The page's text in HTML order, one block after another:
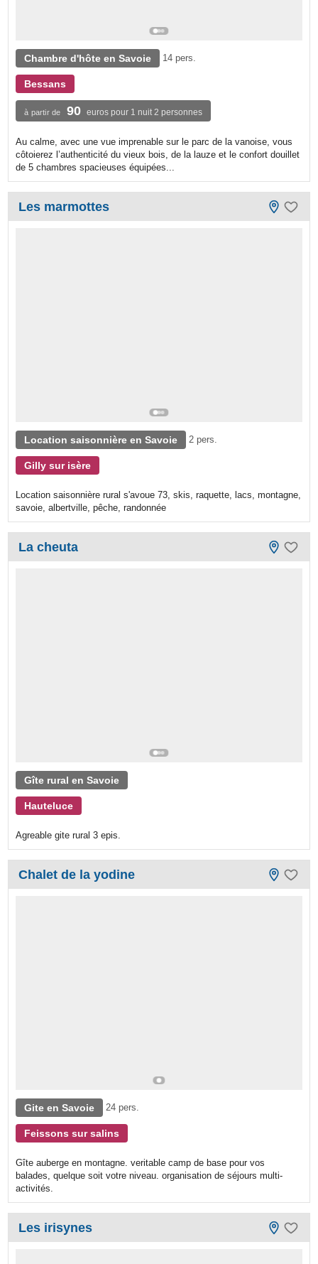
Chambre d'hôte en Savoie 14 pers.
Bessans
à partir de 90 euros pour 1 nuit 2 personnes
Au calme, avec une vue imprenable sur le parc de la vanoise, vous
côtoierez l’authenticité du vieux bois, de la lauze et le confort douillet
de 5 chambres spacieuses équipées...
Les marmottes
Location saisonnière en Savoie 2 pers.
Gilly sur isère
Location saisonnière rural s'avoue 73, skis, raquette, lacs, montagne,
savoie, albertville, pêche, randonnée
La cheuta
Gîte rural en Savoie
Hauteluce
Agreable gite rural 3 epis.
Chalet de la yodine
Gite en Savoie 24 pers.
Feissons sur salins
Gîte auberge en montagne. veritable camp de base pour vos
balades, quelque soit votre niveau. organisation de séjours multi-
activités.
Les irisynes